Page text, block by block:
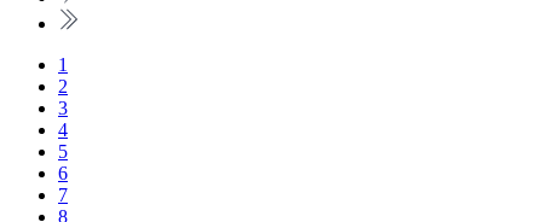
1
2
3
4
5
6
7
8